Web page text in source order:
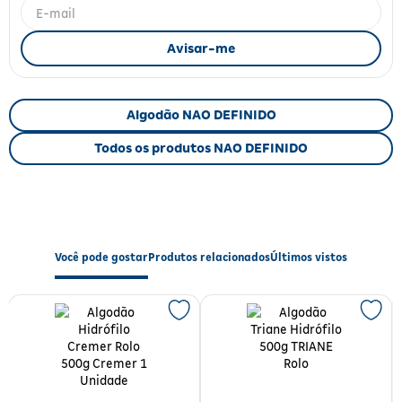
Algodão NAO DEFINIDO
Todos os produtos NAO DEFINIDO
Você pode gostarProdutos relacionadosÚltimos vistos
Fitoterápicos e Homeopáticos
Parar de fumar